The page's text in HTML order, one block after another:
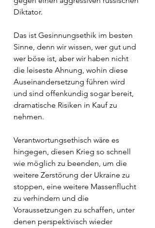
Diktator.
Das ist Gesinnungsethik im besten
Sinne, denn wir wissen, wer gut und
wer böse ist, aber wir haben nicht
die leiseste Ahnung, wohin diese
Auseinandersetzung führen wird
und sind offenkundig sogar bereit,
dramatische Risiken in Kauf zu
nehmen.
Verantwortungsethisch wäre es
hingegen, diesen Krieg so schnell
wie möglich zu beenden, um die
weitere Zerstörung der Ukraine zu
stoppen, eine weitere Massenflucht
zu verhindern und die
Voraussetzungen zu schaffen, unter
denen perspektivisch wieder